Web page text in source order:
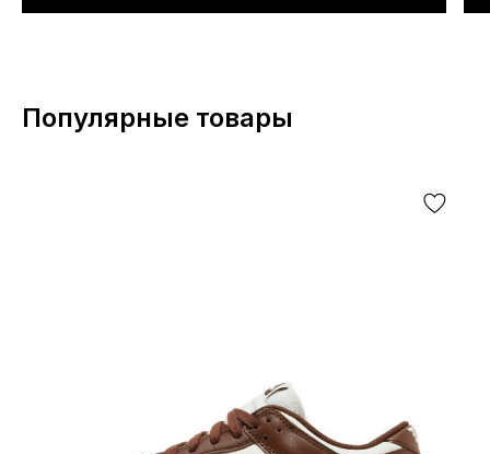
Популярные товары